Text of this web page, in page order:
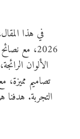
في هذا
2026، مع
الألوان
تصاميم مميزة،
التجربة.